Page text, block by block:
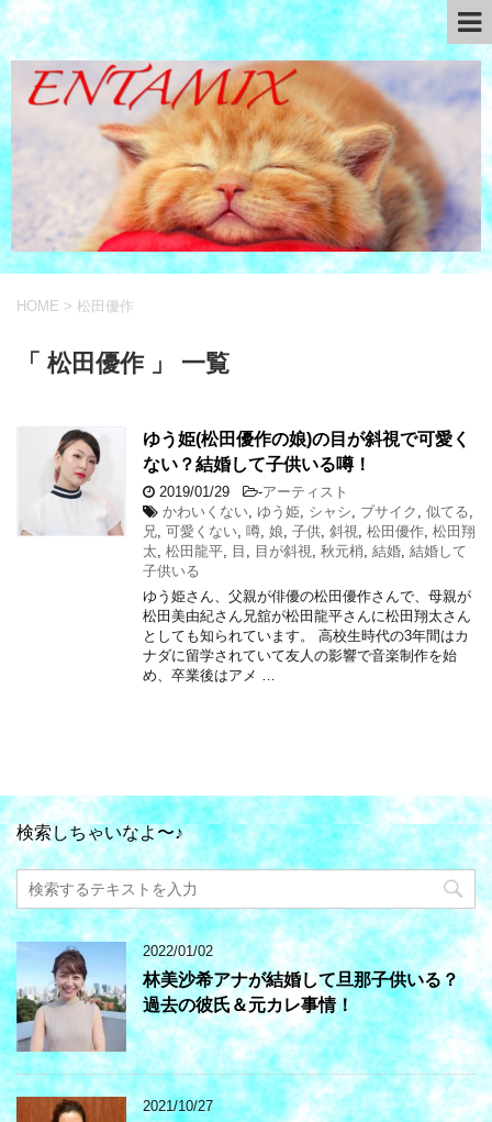
HOME > 松田優作
「 松田優作 」 一覧
ゆう姫(松田優作の娘)の目が斜視で可愛く
ない？結婚して子供いる噂！
2019/01/29 -アーティスト
かわいくない ゆう姫 シャシ ブサイク 似てる
兄 可愛くない 噂 娘 子供 斜視 松田優作 松田翔
太 松田龍平 目 目が斜視 秋元梢 結婚 結婚して
子供いる
ゆう姫さん、父親が俳優の松田優作さんで、母親が
松田美由紀さん兄舘が松田龍平さんに松田翔太さん
としても知られています。 高校生時代の3年間はカ
ナダに留学されていて友人の影響で音楽制作を始
め、卒業後はアメ …
検索しちゃいなよ〜♪
2022/01/02
林美沙希アナが結婚して旦那子供いる？
過去の彼氏＆元カレ事情！
2021/10/27